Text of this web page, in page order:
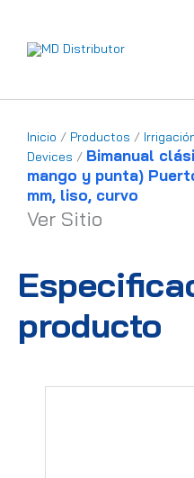
contenido
Inicio / Productos /
Devices / Bimanual
mango y punta)
mm, liso, curvo
Ver Sitio
producto